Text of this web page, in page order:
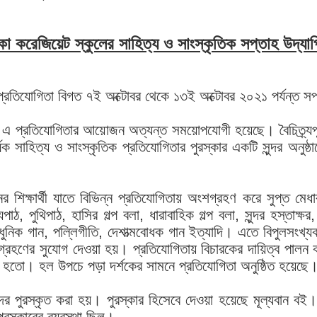
করেজিয়েট স্কুলের সাহিত্য ও সাংস্কৃতিক সপ্তাহ
বিগত ৭ই অক্টোবর থেকে ১৩ই অক্টোবর ২০২১ পর্যন্ত
এ প্রতিযোগিতার আয়োজন অত্যন্ত সময়োপযোগী হয়েছে।
সাহিত্য ও সাংস্কৃতিক প্রতিযোগিতার পুরস্কার একটি সুন্দর
শিক্ষার্থী যাতে বিভিন্ন প্রতিযোগিতায় অংশগ্রহণ করে সুপ্ত
পুথিপাঠ, হাসির গল্প বলা, ধারাবাহিক গল্প বলা, সুন্দর
গান, পল্লিগীতি, দেশাত্মবোধক গান ইত্যাদি। এতে
সুযোগ দেওয়া হয়। প্রতিযোগিতায় বিচারকের দায়িত্ব পালন
হল উপচে পড়া দর্শকের সামনে প্রতিযোগিতা অনুষ্ঠিত
পুরস্কৃত করা হয়। পুরস্কার হিসেবে দেওয়া হয়েছে মূল্যবান